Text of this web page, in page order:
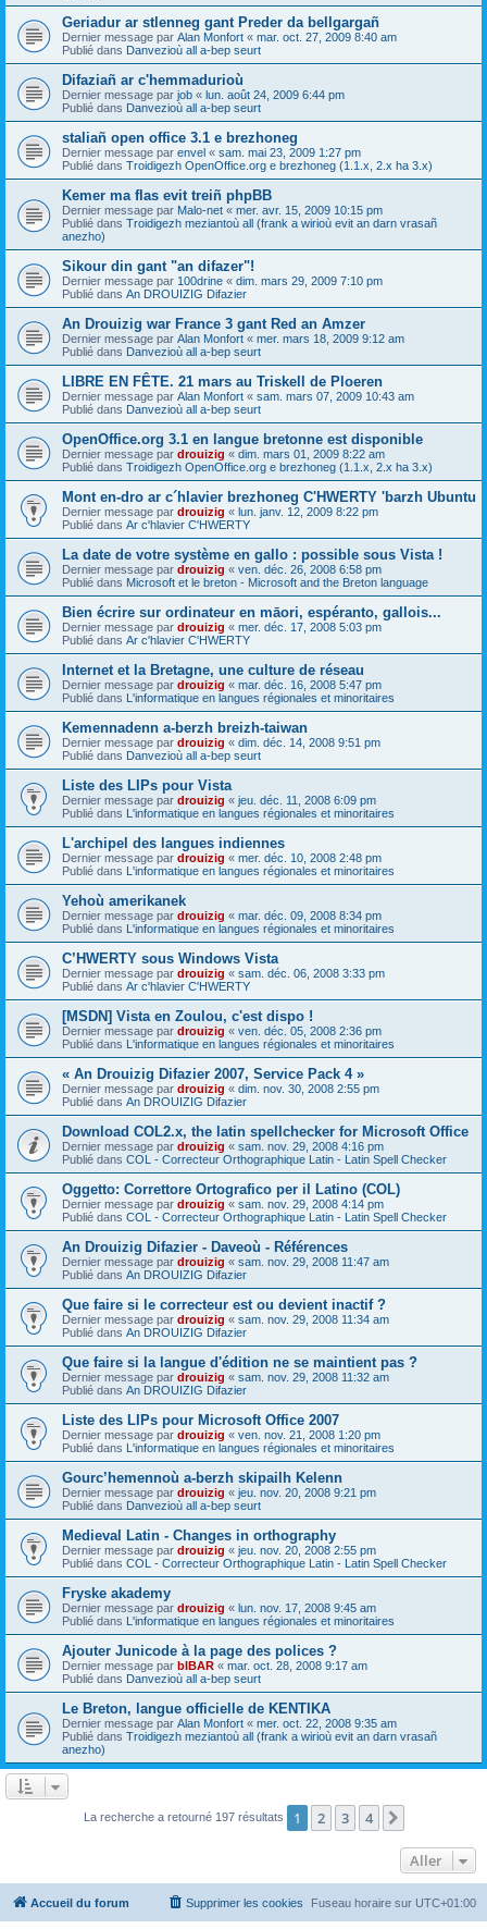
Geriadur ar stlenneg gant Preder da bellgargañ
Dernier message par Alan Monfort « mar. oct. 27, 2009 8:40 am
Publié dans Danvezioù all a-bep seurt
Difaziañ ar c'hemmadurioù
Dernier message par job « lun. août 24, 2009 6:44 pm
Publié dans Danvezioù all a-bep seurt
staliañ open office 3.1 e brezhoneg
Dernier message par envel « sam. mai 23, 2009 1:27 pm
Publié dans Troidigezh OpenOffice.org e brezhoneg (1.1.x, 2.x ha 3.x)
Kemer ma flas evit treiñ phpBB
Dernier message par Malo-net « mer. avr. 15, 2009 10:15 pm
Publié dans Troidigezh meziantoù all (frank a wirioù evit an darn vrasañ
anezho)
Sikour din gant "an difazer"!
Dernier message par 100drine « dim. mars 29, 2009 7:10 pm
Publié dans An DROUIZIG Difazier
An Drouizig war France 3 gant Red an Amzer
Dernier message par Alan Monfort « mer. mars 18, 2009 9:12 am
Publié dans Danvezioù all a-bep seurt
LIBRE EN FÊTE. 21 mars au Triskell de Ploeren
Dernier message par Alan Monfort « sam. mars 07, 2009 10:43 am
Publié dans Danvezioù all a-bep seurt
OpenOffice.org 3.1 en langue bretonne est disponible
Dernier message par drouizig « dim. mars 01, 2009 8:22 am
Publié dans Troidigezh OpenOffice.org e brezhoneg (1.1.x, 2.x ha 3.x)
Mont en-dro ar c´hlavier brezhoneg C'HWERTY 'barzh Ubuntu
Dernier message par drouizig « lun. janv. 12, 2009 8:22 pm
Publié dans Ar c'hlavier C'HWERTY
La date de votre système en gallo : possible sous Vista !
Dernier message par drouizig « ven. déc. 26, 2008 6:58 pm
Publié dans Microsoft et le breton - Microsoft and the Breton language
Bien écrire sur ordinateur en māori, espéranto, gallois...
Dernier message par drouizig « mer. déc. 17, 2008 5:03 pm
Publié dans Ar c'hlavier C'HWERTY
Internet et la Bretagne, une culture de réseau
Dernier message par drouizig « mar. déc. 16, 2008 5:47 pm
Publié dans L'informatique en langues régionales et minoritaires
Kemennadenn a-berzh breizh-taiwan
Dernier message par drouizig « dim. déc. 14, 2008 9:51 pm
Publié dans Danvezioù all a-bep seurt
Liste des LIPs pour Vista
Dernier message par drouizig « jeu. déc. 11, 2008 6:09 pm
Publié dans L'informatique en langues régionales et minoritaires
L'archipel des langues indiennes
Dernier message par drouizig « mer. déc. 10, 2008 2:48 pm
Publié dans L'informatique en langues régionales et minoritaires
Yehoù amerikanek
Dernier message par drouizig « mar. déc. 09, 2008 8:34 pm
Publié dans L'informatique en langues régionales et minoritaires
C’HWERTY sous Windows Vista
Dernier message par drouizig « sam. déc. 06, 2008 3:33 pm
Publié dans Ar c'hlavier C'HWERTY
[MSDN] Vista en Zoulou, c'est dispo !
Dernier message par drouizig « ven. déc. 05, 2008 2:36 pm
Publié dans L'informatique en langues régionales et minoritaires
« An Drouizig Difazier 2007, Service Pack 4 »
Dernier message par drouizig « dim. nov. 30, 2008 2:55 pm
Publié dans An DROUIZIG Difazier
Download COL2.x, the latin spellchecker for Microsoft Office
Dernier message par drouizig « sam. nov. 29, 2008 4:16 pm
Publié dans COL - Correcteur Orthographique Latin - Latin Spell Checker
Oggetto: Correttore Ortografico per il Latino (COL)
Dernier message par drouizig « sam. nov. 29, 2008 4:14 pm
Publié dans COL - Correcteur Orthographique Latin - Latin Spell Checker
An Drouizig Difazier - Daveoù - Références
Dernier message par drouizig « sam. nov. 29, 2008 11:47 am
Publié dans An DROUIZIG Difazier
Que faire si le correcteur est ou devient inactif ?
Dernier message par drouizig « sam. nov. 29, 2008 11:34 am
Publié dans An DROUIZIG Difazier
Que faire si la langue d'édition ne se maintient pas ?
Dernier message par drouizig « sam. nov. 29, 2008 11:32 am
Publié dans An DROUIZIG Difazier
Liste des LIPs pour Microsoft Office 2007
Dernier message par drouizig « ven. nov. 21, 2008 1:20 pm
Publié dans L'informatique en langues régionales et minoritaires
Gourc’hemennoù a-berzh skipailh Kelenn
Dernier message par drouizig « jeu. nov. 20, 2008 9:21 pm
Publié dans Danvezioù all a-bep seurt
Medieval Latin - Changes in orthography
Dernier message par drouizig « jeu. nov. 20, 2008 2:55 pm
Publié dans COL - Correcteur Orthographique Latin - Latin Spell Checker
Fryske akademy
Dernier message par drouizig « lun. nov. 17, 2008 9:45 am
Publié dans L'informatique en langues régionales et minoritaires
Ajouter Junicode à la page des polices ?
Dernier message par bIBAR « mar. oct. 28, 2008 9:17 am
Publié dans Danvezioù all a-bep seurt
Le Breton, langue officielle de KENTIKA
Dernier message par Alan Monfort « mer. oct. 22, 2008 9:35 am
Publié dans Troidigezh meziantoù all (frank a wirioù evit an darn vrasañ
anezho)
La recherche a retourné 197 résultats 1 2 3 4
Aller
Accueil du forum Fuseau horaire sur UTC+01:00
Supprimer les cookies